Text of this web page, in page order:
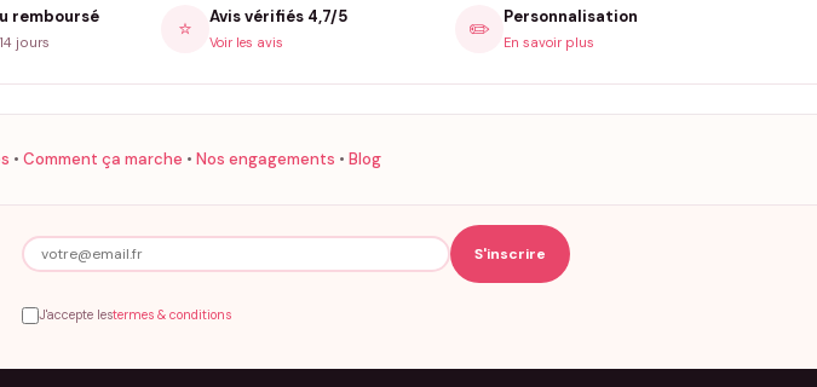
remboursé
jours
⭐ Avis vérifiés 4,7/5
Voir les avis ✏️ Personnalisation
En savoir plus
• Comment ça marche • Nos engagements • Blog
J'accepte lestermes & conditions